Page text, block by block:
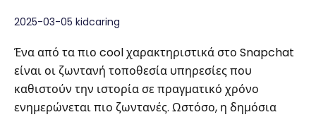
2025-03-05 kidcaring
Ένα από τα πιο cool χαρακτηριστικά στο Snapchat
είναι οι ζωντανή τοποθεσία υπηρεσίες που
καθιστούν την ιστορία σε πραγματικό χρόνο
ενημερώνεται πιο ζωντανές. Ωστόσο, η δημόσια